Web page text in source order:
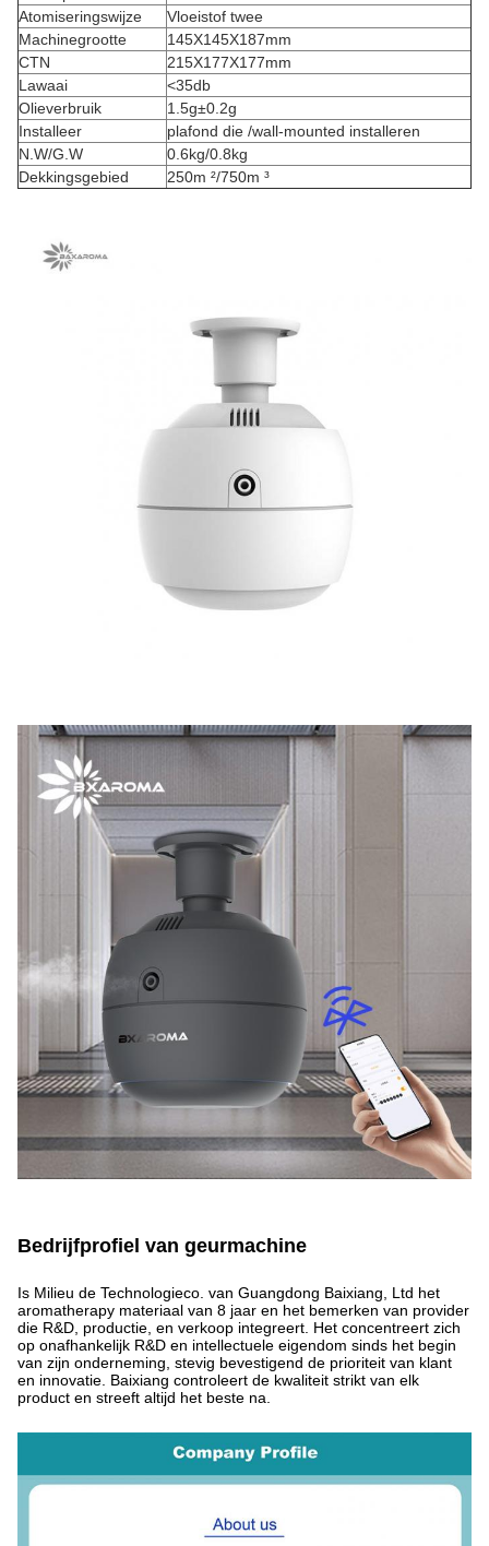
Atomiseringswijze
Vloeistof twee
Machinegrootte
145X145X187mm
CTN
215X177X177mm
Lawaai
<35db
Olieverbruik
1.5g±0.2g
Installeer
plafond die /wall-mounted installeren
N.W/G.W
0.6kg/0.8kg
Dekkingsgebied
250m ²/750m ³
Bedrijfprofiel van geurmachine
Is Milieu de Technologieco. van Guangdong Baixiang, Ltd het
aromatherapy materiaal van 8 jaar en het bemerken van provider
die R&D, productie, en verkoop integreert. Het concentreert zich
op onafhankelijk R&D en intellectuele eigendom sinds het begin
van zijn onderneming, stevig bevestigend de prioriteit van klant
en innovatie. Baixiang controleert de kwaliteit strikt van elk
product en streeft altijd het beste na.